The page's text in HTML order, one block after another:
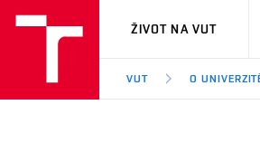
VUT
ŽIVOT NA VUT
VUT O